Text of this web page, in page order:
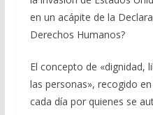
en un acápite de la
Derechos Humanos?
El concepto de «dignidad,
las personas», recogido
cada día por quienes se